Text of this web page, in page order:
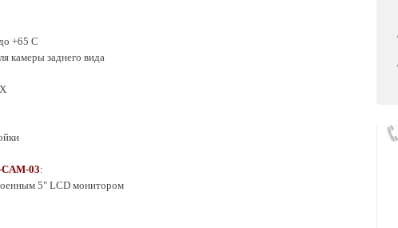
+65 C
камеры заднего вида
03:
5" LCD монитором